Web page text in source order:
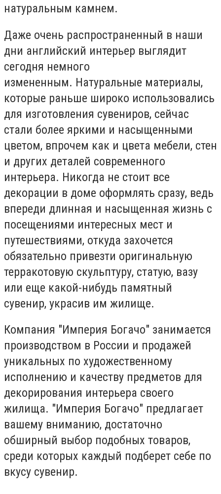
натуральным камнем.
Даже очень распространенный в наши
дни английский интерьер выглядит
сегодня немного
измененным. Натуральные материалы,
которые раньше широко использовались
для изготовления сувениров, сейчас
стали более яркими и насыщенными
цветом, впрочем как и цвета мебели, стен
и других деталей современного
интерьера. Никогда не стоит все
декорации в доме оформлять сразу, ведь
впереди длинная и насыщенная жизнь с
посещениями интересных мест и
путешествиями, откуда захочется
обязательно привезти оригинальную
терракотовую скульптуру, статую, вазу
или еще какой-нибудь памятный
сувенир, украсив им жилище.
Компания "Империя Богачо" занимается
производством в России и продажей
уникальных по художественному
исполнению и качеству предметов для
декорирования интерьера своего
жилища. "Империя Богачо" предлагает
вашему вниманию, достаточно
обширный выбор подобных товаров,
среди которых каждый подберет себе по
вкусу сувенир.